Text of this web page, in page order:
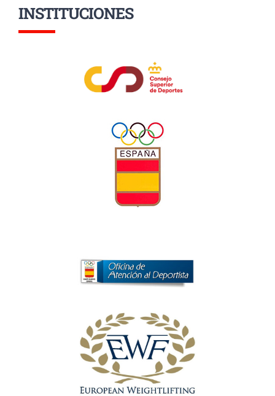
INSTITUCIONES